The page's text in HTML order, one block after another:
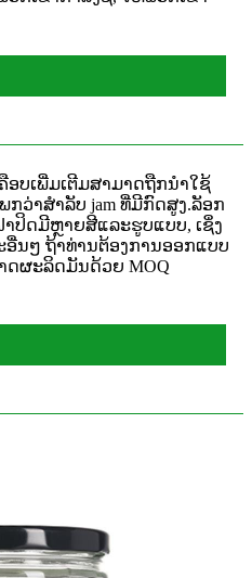
ບເພີ່ມເຕີມສາມາດຖືກນໍາໃຊ້
ກວ່າສໍາລັບ jam ທີ່ມີກົດສູງ.ລັອກ
ປິດມີຫຼາຍສີແລະຮູບແບບ, ເຊິ່ງ
ອື່ນໆ ຖ້າທ່ານຕ້ອງການອອກແບບ
ດຜະລິດມັນດ້ວຍ MOQ